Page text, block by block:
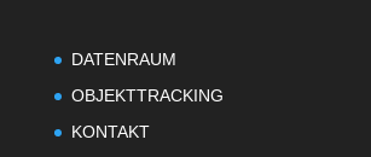
DATENRAUM
OBJEKTTRACKING
KONTAKT